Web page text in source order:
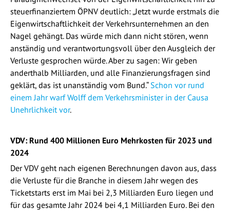
steuerfinanziertem ÖPNV deutlich: „Jetzt wurde erstmals die
Eigenwirtschaftlichkeit der Verkehrsunternehmen an den
Nagel gehängt. Das würde mich dann nicht stören, wenn
anständig und verantwortungsvoll über den Ausgleich der
Verluste gesprochen würde. Aber zu sagen: Wir geben
anderthalb Milliarden, und alle Finanzierungsfragen sind
geklärt, das ist unanständig vom Bund.“ Schon vor rund
einem Jahr warf Wolff dem Verkehrsminister in der Causa
Unehrlichkeit vor.
VDV: Rund 400 Millionen Euro Mehrkosten für 2023 und
2024
Der VDV geht nach eigenen Berechnungen davon aus, dass
die Verluste für die Branche in diesem Jahr wegen des
Ticketstarts erst im Mai bei 2,3 Milliarden Euro liegen und
für das gesamte Jahr 2024 bei 4,1 Milliarden Euro. Bei den